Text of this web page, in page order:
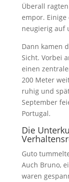
Überall
empor.
neugierig auf
Dann kamen
Sicht. Vorbei
einen
200 Meter
ruhig und
September
Portugal.
Die
Guto
Auch Bruno,
waren